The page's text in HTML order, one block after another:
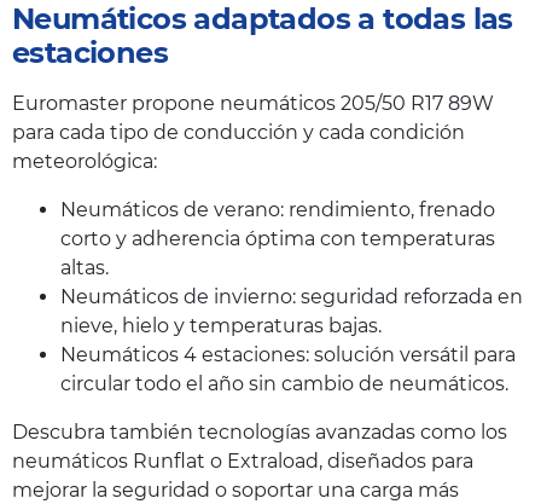
Neumáticos adaptados a todas las
estaciones
Euromaster propone neumáticos 205/50 R17 89W
para cada tipo de conducción y cada condición
meteorológica:
Neumáticos de verano: rendimiento, frenado
corto y adherencia óptima con temperaturas
altas.
Neumáticos de invierno: seguridad reforzada en
nieve, hielo y temperaturas bajas.
Neumáticos 4 estaciones: solución versátil para
circular todo el año sin cambio de neumáticos.
Descubra también tecnologías avanzadas como los
neumáticos Runflat o Extraload, diseñados para
mejorar la seguridad o soportar una carga más